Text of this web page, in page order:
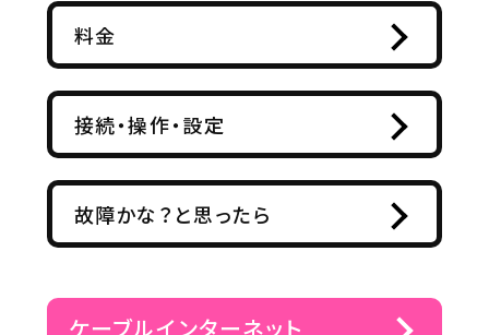
料金
接続・操作・設定
故障かな？と思ったら
ケーブルインターネット